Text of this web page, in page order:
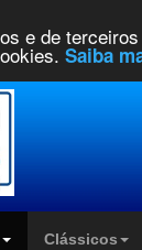
e de
Saiba
Clássicos